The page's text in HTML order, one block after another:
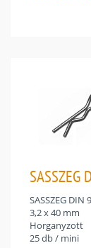
SASSZEG DIN
3,2 x 40 mm
Horganyzott
25 db / mini